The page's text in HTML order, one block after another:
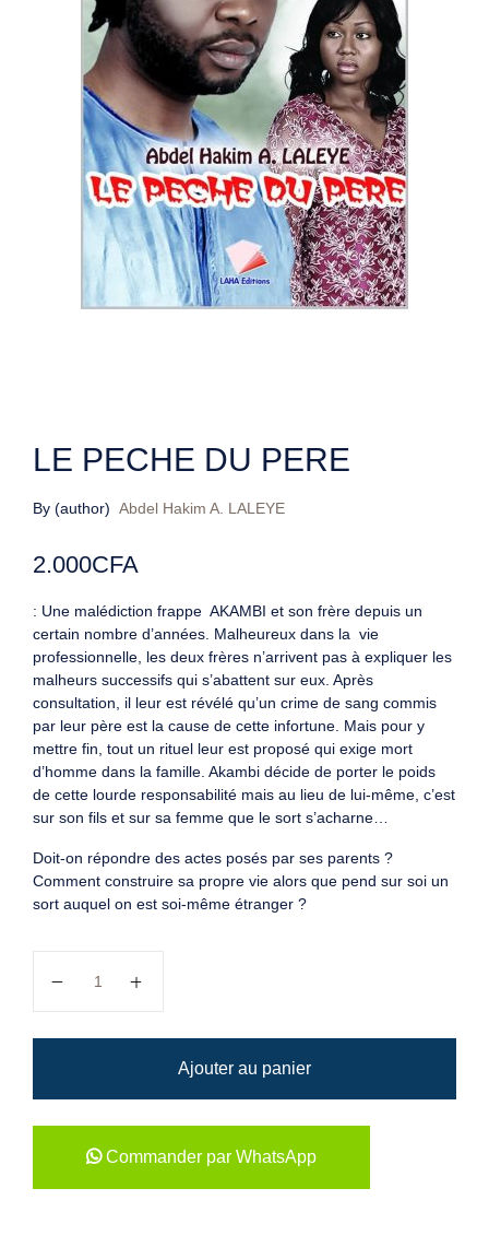
LE PECHE DU PERE
By (author) Abdel Hakim A. LALEYE
2.000CFA
: Une malédiction frappe AKAMBI et son frère depuis un
certain nombre d’années. Malheureux dans la vie
professionnelle, les deux frères n’arrivent pas à expliquer les
malheurs successifs qui s’abattent sur eux. Après
consultation, il leur est révélé qu’un crime de sang commis
par leur père est la cause de cette infortune. Mais pour y
mettre fin, tout un rituel leur est proposé qui exige mort
d’homme dans la famille. Akambi décide de porter le poids
de cette lourde responsabilité mais au lieu de lui-même, c’est
sur son fils et sur sa femme que le sort s’acharne…
Doit-on répondre des actes posés par ses parents ?
Comment construire sa propre vie alors que pend sur soi un
sort auquel on est soi-même étranger ?
Ajouter au panier
Commander par WhatsApp